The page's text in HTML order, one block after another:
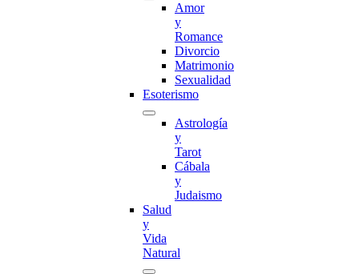
Amor
y
Romance
Divorcio
Matrimonio
Sexualidad
Esoterismo
Astrología
y
Tarot
Cábala
y
Judaismo
Salud
y
Vida
Natural